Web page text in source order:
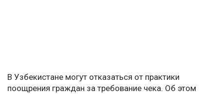
В Узбекистане могут отказаться от практики
поощрения граждан за требование чека. Об этом